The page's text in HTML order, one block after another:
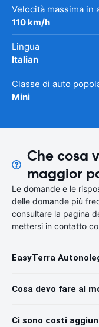
Velocità massima in
110 km/h
Lingua
Italian
Classe di auto
Mini
Che cosa
maggior
Le domande e le
delle domande più
consultare la pagina
mettersi in contatto
EasyTerra
Cosa devo fare al
Ci sono costi